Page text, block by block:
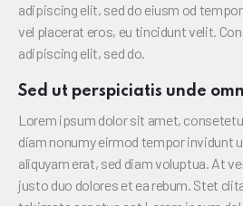
adipiscing elit, sed do eiusm od
vel placerat eros, eu tincidunt velit.
adipiscing elit, sed do.
Sed ut perspiciatis unde
Lorem ipsum dolor sit amet,
diam nonumy eirmod tempor invidunt
aliquyam erat, sed diam voluptua. At
justo duo dolores et ea rebum. Stet